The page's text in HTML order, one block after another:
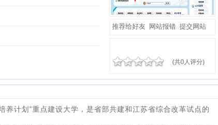
推荐给好友 网站报错 提交网站
(共0人评分)
计划”重点建设大学，是省部共建和江苏省综合改革试点的